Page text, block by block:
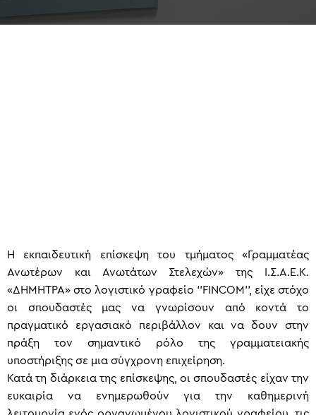
Η εκπαιδευτική επίσκεψη του τμήματος «Γραμματέας
Ανωτέρων και Ανωτάτων Στελεχών» της Ι.Σ.Α.Ε.Κ.
«ΔΗΜΗΤΡΑ» στο λογιστικό γραφείο ‘’FINCOM’’, είχε στόχο
οι σπουδαστές μας να γνωρίσουν από κοντά το
πραγματικό εργασιακό περιβάλλον και να δουν στην
πράξη τον σημαντικό ρόλο της γραμματειακής
υποστήριξης σε μια σύγχρονη επιχείρηση.
Κατά τη διάρκεια της επίσκεψης, οι σπουδαστές είχαν την
ευκαιρία να ενημερωθούν για την καθημερινή